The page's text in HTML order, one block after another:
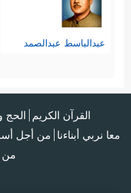
عبدالباسط عبدالصمد
القرآن الكريم الحج
معا نربي أبناءنا من أجل
من